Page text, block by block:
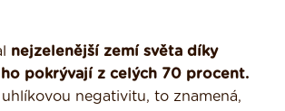
nejzelenější zemí světa díky
pokrývají z celých 70 procent.
negativitu, to znamená,